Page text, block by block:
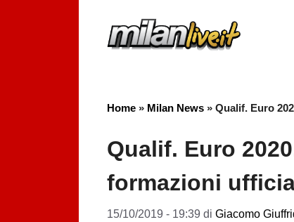
Home » Milan News » Qualif. Euro
Qualif. Euro
formazioni
15/10/2019 - 19:39 di Giacomo